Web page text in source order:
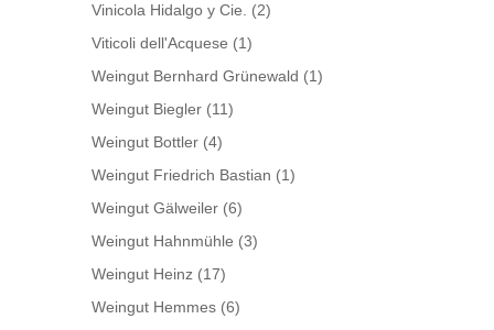
Vinicola Hidalgo y Cie.
(2)
Viticoli dell'Acquese (1)
Weingut Bernhard Grünewald (1)
Weingut Biegler (11)
Weingut Bottler (4)
Weingut Friedrich Bastian (1)
Weingut Gälweiler (6)
Weingut Hahnmühle (3)
Weingut Heinz (17)
Weingut Hemmes (6)